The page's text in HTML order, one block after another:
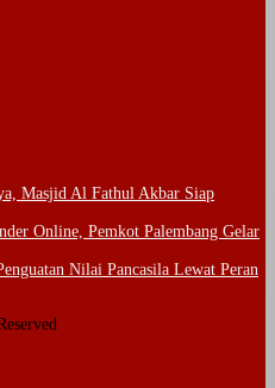
Masjid Al Fathul Akbar Siap
Online, Pemkot Palembang Gelar
Nilai Pancasila Lewat Peran